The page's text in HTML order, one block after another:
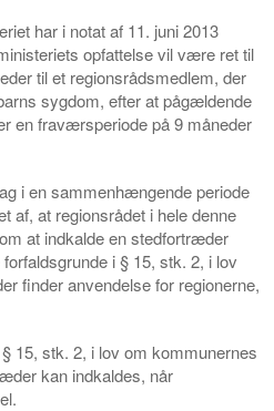
har i notat af 11. juni 2013
opfattelse vil være ret til
til et regionsrådsmedlem, der
sygdom, efter at pågældende
en fraværsperiode på 9 måneder
i en sammenhængende periode
af, at regionsrådet i hele denne
at indkalde en stedfortræder
i § 15, stk. 2, i lov
finder anvendelse for regionerne,
15, stk. 2, i lov om kommunernes
kan indkaldes, når